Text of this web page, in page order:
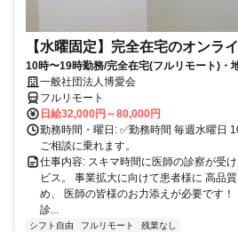
【水曜固定】完全在宅のオンラ
10時〜19時勤務/完全在宅(フルリモート)・
業務一般社団法人博愛会
フルリモート
日給32,000円～80,000円
勤務時間・曜日: ✅勤務時間 毎週水曜日
ご相談に乗れます。
仕事内容: スキマ時間に医師の診察が受
ビス。 事業拡大に向けて患者様に 高品
め、 医師の皆様のお力添えが必要です
診...
シフト自由 フルリモート 残業なし